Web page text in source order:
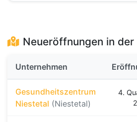
Neueröffnungen in der
Unternehmen
Gesundheitszentrum
Niestetal (Niestetal)
4.